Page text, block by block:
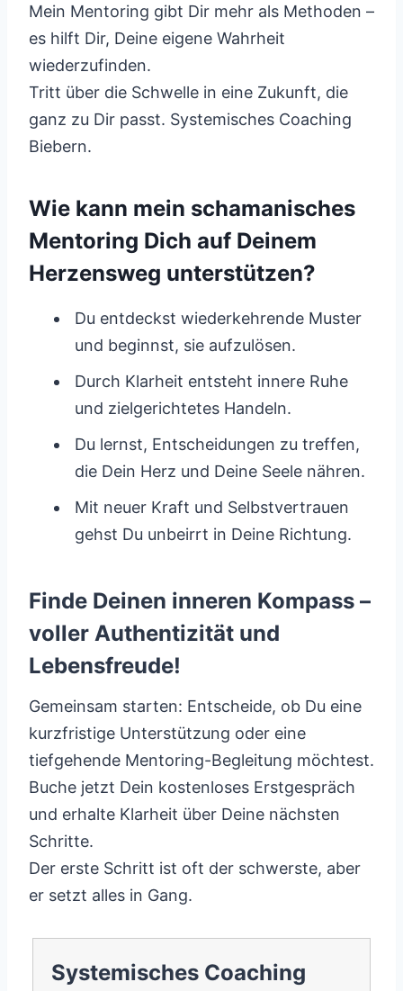
Mein Mentoring gibt Dir mehr als Methoden –
es hilft Dir, Deine eigene Wahrheit
wiederzufinden.
Tritt über die Schwelle in eine Zukunft, die
ganz zu Dir passt. Systemisches Coaching
Biebern.
Wie kann mein schamanisches
Mentoring Dich auf Deinem
Herzensweg unterstützen?
Du entdeckst wiederkehrende Muster
und beginnst, sie aufzulösen.
Durch Klarheit entsteht innere Ruhe
und zielgerichtetes Handeln.
Du lernst, Entscheidungen zu treffen,
die Dein Herz und Deine Seele nähren.
Mit neuer Kraft und Selbstvertrauen
gehst Du unbeirrt in Deine Richtung.
Finde Deinen inneren Kompass –
voller Authentizität und
Lebensfreude!
Gemeinsam starten: Entscheide, ob Du eine
kurzfristige Unterstützung oder eine
tiefgehende Mentoring-Begleitung möchtest.
Buche jetzt Dein kostenloses Erstgespräch
und erhalte Klarheit über Deine nächsten
Schritte.
Der erste Schritt ist oft der schwerste, aber
er setzt alles in Gang.
Systemisches Coaching